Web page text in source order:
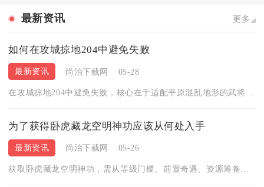
最新资讯 更多
如何在攻城掠地204中避免失败
最新资讯 尚治下载网 05-28
为了获得卧虎藏龙空明神功应该从何处入手
最新资讯 尚治下载网 05-26